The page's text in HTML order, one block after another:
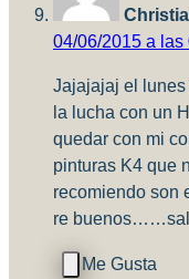
04/06/2015 a las
Jajajajaj el lunes
la lucha con un
quedar con mi
pinturas K4 que
recomiendo son
re